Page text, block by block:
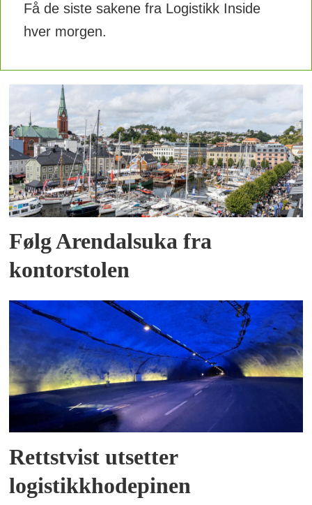
Få de siste sakene fra Logistikk Inside
hver morgen.
Følg Arendalsuka fra
kontorstolen
Rettstvist utsetter
logistikkhodepinen